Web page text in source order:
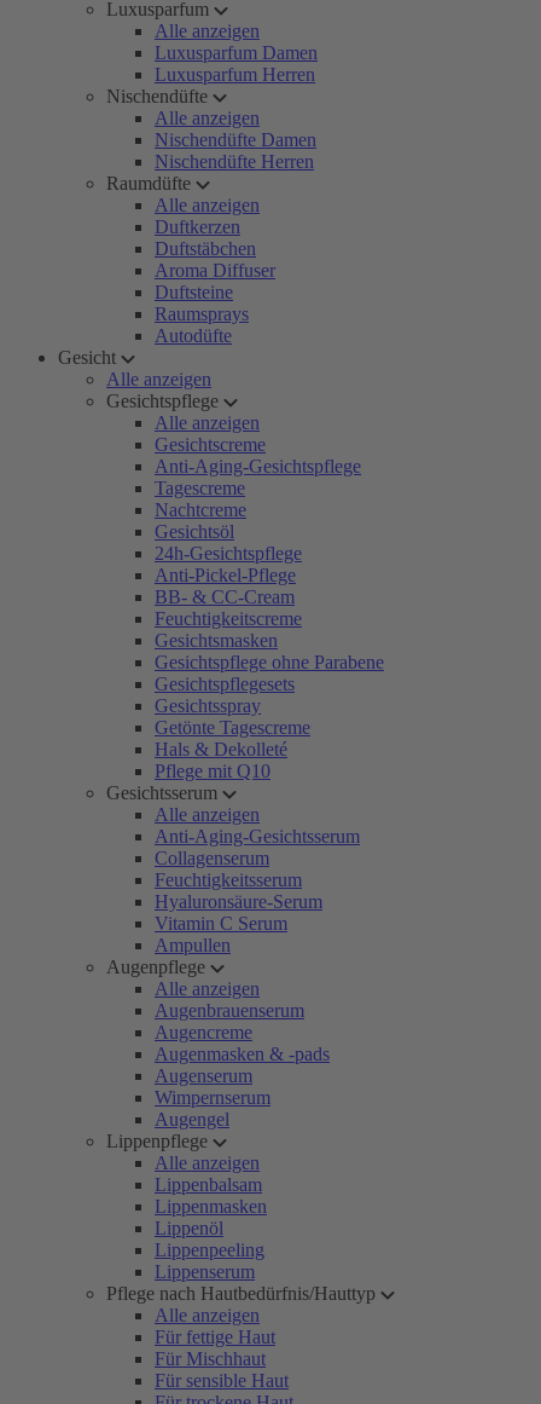
Luxusparfum
Alle anzeigen
Luxusparfum Damen
Luxusparfum Herren
Nischendüfte
Alle anzeigen
Nischendüfte Damen
Nischendüfte Herren
Raumdüfte
Alle anzeigen
Duftkerzen
Duftstäbchen
Aroma Diffuser
Duftsteine
Raumsprays
Autodüfte
Gesicht
Alle anzeigen
Gesichtspflege
Alle anzeigen
Gesichtscreme
Anti-Aging-Gesichtspflege
Tagescreme
Nachtcreme
Gesichtsöl
24h-Gesichtspflege
Anti-Pickel-Pflege
BB- & CC-Cream
Feuchtigkeitscreme
Gesichtsmasken
Gesichtspflege ohne Parabene
Gesichtspflegesets
Gesichtsspray
Getönte Tagescreme
Hals & Dekolleté
Pflege mit Q10
Gesichtsserum
Alle anzeigen
Anti-Aging-Gesichtsserum
Collagenserum
Feuchtigkeitsserum
Hyaluronsäure-Serum
Vitamin C Serum
Ampullen
Augenpflege
Alle anzeigen
Augenbrauenserum
Augencreme
Augenmasken & -pads
Augenserum
Wimpernserum
Augengel
Lippenpflege
Alle anzeigen
Lippenbalsam
Lippenmasken
Lippenöl
Lippenpeeling
Lippenserum
Pflege nach Hautbedürfnis/Hauttyp
Alle anzeigen
Für fettige Haut
Für Mischhaut
Für sensible Haut